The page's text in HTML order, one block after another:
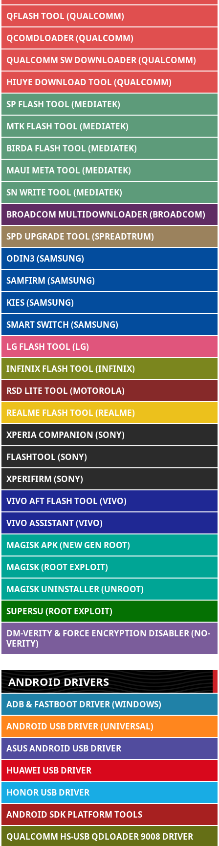
QFLASH TOOL (QUALCOMM)
QCOMDLOADER (QUALCOMM)
QUALCOMM SW DOWNLOADER (QUALCOMM)
HIUYE DOWNLOAD TOOL (QUALCOMM)
SP FLASH TOOL (MEDIATEK)
MTK FLASH TOOL (MEDIATEK)
BIRDA FLASH TOOL (MEDIATEK)
MAUI META TOOL (MEDIATEK)
SN WRITE TOOL (MEDIATEK)
BROADCOM MULTIDOWNLOADER (BROADCOM)
SPD UPGRADE TOOL (SPREADTRUM)
ODIN3 (SAMSUNG)
SAMFIRM (SAMSUNG)
KIES (SAMSUNG)
SMART SWITCH (SAMSUNG)
LG FLASH TOOL (LG)
INFINIX FLASH TOOL (INFINIX)
RSD LITE TOOL (MOTOROLA)
REALME FLASH TOOL (REALME)
XPERIA COMPANION (SONY)
FLASHTOOL (SONY)
XPERIFIRM (SONY)
VIVO AFT FLASH TOOL (VIVO)
VIVO ASSISTANT (VIVO)
MAGISK APK (NEW GEN ROOT)
MAGISK (ROOT EXPLOIT)
MAGISK UNINSTALLER (UNROOT)
SUPERSU (ROOT EXPLOIT)
DM-VERITY & FORCE ENCRYPTION DISABLER (NO-
VERITY)
ANDROID DRIVERS
ADB & FASTBOOT DRIVER (WINDOWS)
ANDROID USB DRIVER (UNIVERSAL)
ASUS ANDROID USB DRIVER
HUAWEI USB DRIVER
HONOR USB DRIVER
ANDROID SDK PLATFORM TOOLS
QUALCOMM HS-USB QDLOADER 9008 DRIVER